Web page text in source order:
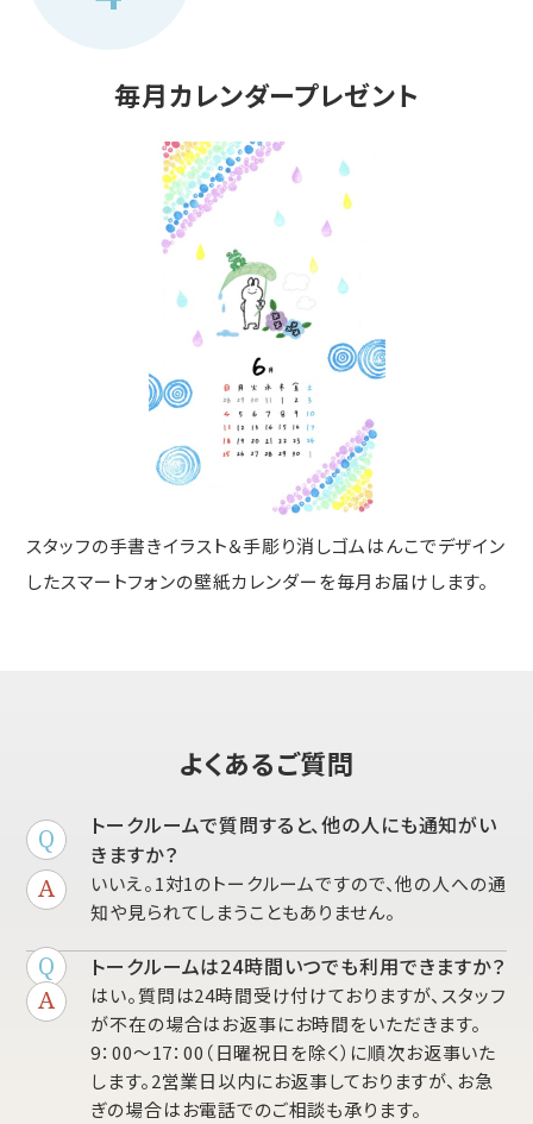
毎月カレンダープレゼント
スタッフの手書きイラスト＆手彫り消しゴムはんこでデザイン
したスマートフォンの壁紙カレンダーを毎月お届けします。
よくあるご質問
トークルームで質問すると、他の人にも通知がい
きますか？
いいえ。1対1のトークルームですので、他の人への通
知や見られてしまうこともありません。
トークルームは24時間いつでも利用できますか？
はい。質問は24時間受け付けておりますが、スタッフ
が不在の場合はお返事にお時間をいただきます。
9：00～17：00（日曜祝日を除く）に順次お返事いた
します。2営業日以内にお返事しておりますが、お急
ぎの場合はお電話でのご相談も承ります。